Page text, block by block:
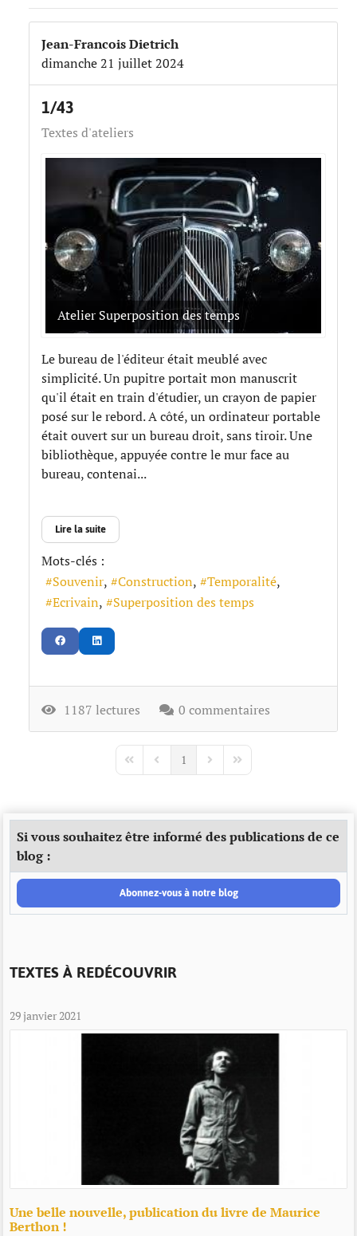
Jean-Francois Dietrich
dimanche 21 juillet 2024
1/43
Textes d'ateliers
Atelier Superposition des temps
Le bureau de l'éditeur était meublé avec
simplicité. Un pupitre portait mon manuscrit
qu'il était en train d'étudier, un crayon de papier
posé sur le rebord. A côté, un ordinateur portable
était ouvert sur un bureau droit, sans tiroir. Une
bibliothèque, appuyée contre le mur face au
bureau, contenai...
Lire la suite
Mots-clés :
Souvenir
Construction
Temporalité
Ecrivain
Superposition des temps
1187 lectures 0 commentaires
First PagePrevious Page
1 Next PageLast Page
Si vous souhaitez être informé des publications de ce
blog :
Abonnez-vous à notre blog
TEXTES À REDÉCOUVRIR
29 janvier 2021
Une belle nouvelle, publication du livre de Maurice
Berthon !